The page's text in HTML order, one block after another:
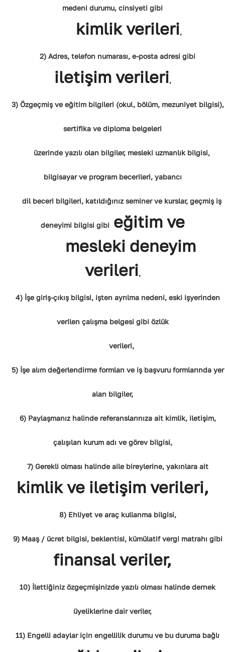
medeni durumu, cinsiyeti gibi
kimlik verileri,
2) Adres, telefon numarası, e-posta adresi gibi
iletişim verileri,
3) Özgeçmiş ve eğitim bilgileri (okul, bölüm, mezuniyet bilgisi),
sertifika ve diploma belgeleri
üzerinde yazılı olan bilgiler, mesleki uzmanlık bilgisi,
bilgisayar ve program becerileri, yabancı
dil beceri bilgileri, katıldığınız seminer ve kurslar, geçmiş iş
deneyimi bilgisi gibi eğitim ve
mesleki deneyim
verileri,
4) İşe giriş-çıkış bilgisi, işten ayrılma nedeni, eski işyerinden
verilen çalışma belgesi gibi özlük
verileri,
5) İşe alım değerlendirme formları ve iş başvuru formlarında yer
alan bilgiler,
6) Paylaşmanız halinde referanslarınıza ait kimlik, iletişim,
çalışılan kurum adı ve görev bilgisi,
7) Gerekli olması halinde aile bireylerine, yakınlara ait
kimlik ve iletişim verileri,
8) Ehliyet ve araç kullanma bilgisi,
9) Maaş / ücret bilgisi, beklentisi, kümülatif vergi matrahı gibi
finansal veriler,
10) İlettiğiniz özgeçmişinizde yazılı olması halinde dernek
üyeliklerine dair veriler,
11) Engelli adaylar için engellilik durumu ve bu duruma bağlı